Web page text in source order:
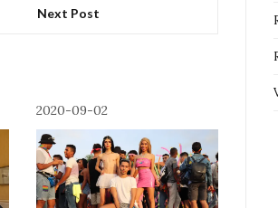
Next Post
2020-09-02